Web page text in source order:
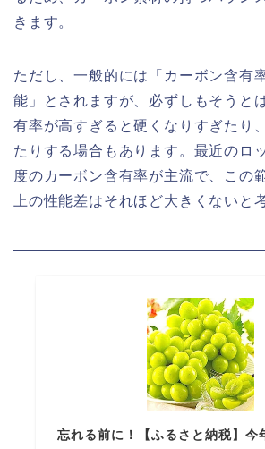
きます。
ただし、一般的には「カーボン含有
能」とされますが、必ずしもそうと
有率が高すぎると硬くなりすぎたり
たりする場合もあります。最近のロ
度のカーボン含有率が主流で、この
上の性能差はそれほど大きくないと
忘れる前に！【ふるさと納税】今